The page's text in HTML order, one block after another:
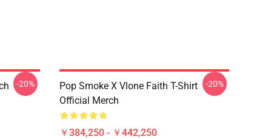
-20%
Pop Smoke X Vlone Faith T-Shirt
Official Merch
￥384,250 - ￥442,250
-20%